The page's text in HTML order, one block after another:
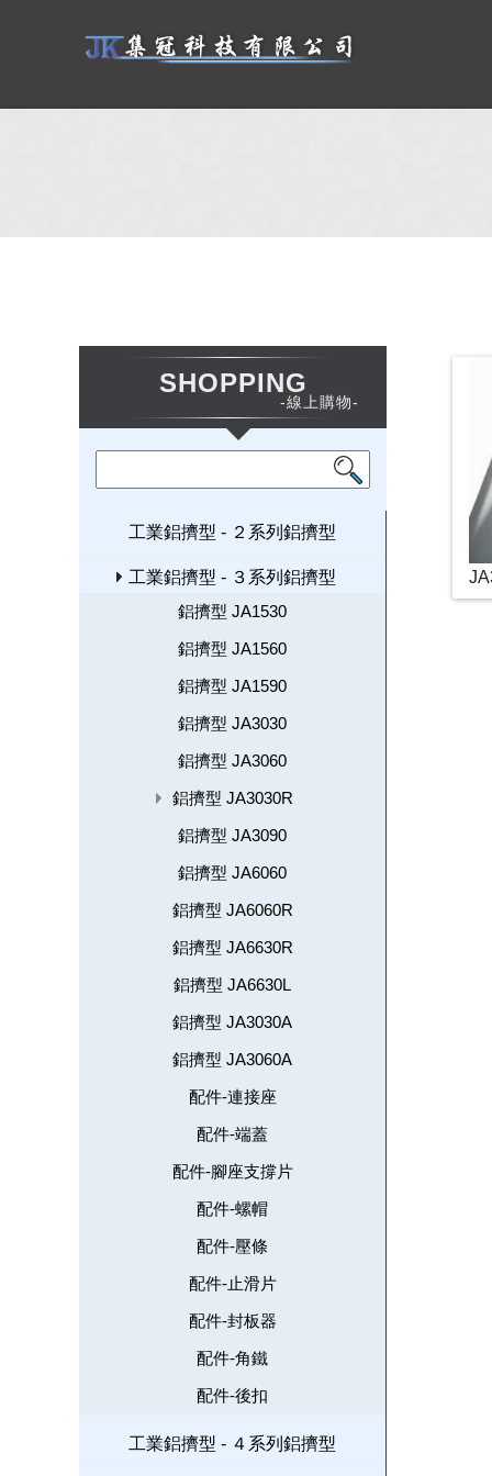
SHOPPING
-線上購物-
工業鋁擠型 - ２系列鋁擠型
工業鋁擠型 - ３系列鋁擠型
鋁擠型 JA1530
鋁擠型 JA1560
鋁擠型 JA1590
鋁擠型 JA3030
鋁擠型 JA3060
鋁擠型 JA3030R
鋁擠型 JA3090
鋁擠型 JA6060
鋁擠型 JA6060R
鋁擠型 JA6630R
鋁擠型 JA6630L
鋁擠型 JA3030A
鋁擠型 JA3060A
配件-連接座
配件-端蓋
配件-腳座支撐片
配件-螺帽
配件-壓條
配件-止滑片
配件-封板器
配件-角鐵
配件-後扣
工業鋁擠型 - ４系列鋁擠型